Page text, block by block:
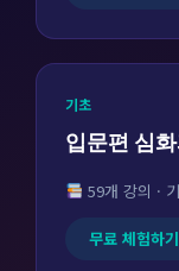
기초
입문편 심
59개 강의 ·
무료 체험하